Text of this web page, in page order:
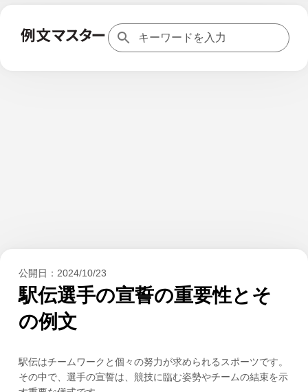
公開日： 2024/10/23
駅伝選手の宣誓の重要性とそ
の例文
駅伝はチームワークと個々の努力が求められるスポーツです。
その中で、選手の宣誓は、競技に臨む姿勢やチームの結束を示